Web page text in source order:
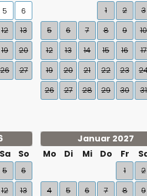
5
6
12
13
19
20
26
27
1 2 3
5
6 7 8 9 10
12
13 14 15 16 17
19
20 21 22 23
26
27 28 29 30 31
Sa So
5
6
12
13
Januar 2027
Mo
Di Mi Do Fr
1 2
4
5 6 7 8 9